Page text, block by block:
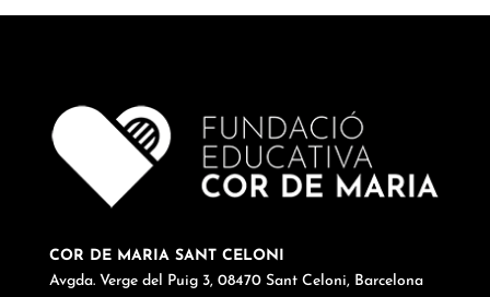
COR DE MARIA SANT CELONI
Avgda. Verge del Puig 3, 08470 Sant Celoni, Barcelona